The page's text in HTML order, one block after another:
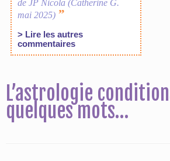
L’astrologie
quelques mots…